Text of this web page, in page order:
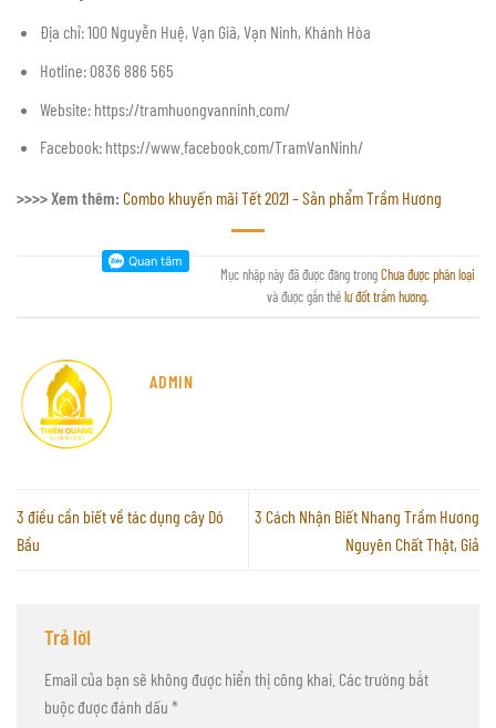
Địa chỉ: 100 Nguyễn Huệ, Vạn Giã, Vạn Ninh, Khánh Hòa
Hotline: 0836 886 565
Website: https://tramhuongvanninh.com/
Facebook: https://www.facebook.com/TramVanNinh/
>>>> Xem thêm: Combo khuyến mãi Tết 2021 – Sản phẩm Trầm Hương
Mục nhập này đã được đăng trongChưa được phân loại
và được gắn thẻlư đốt trầm hương.
ADMIN
3 điều cần biết về tác dụng cây Dó
Bầu
3 Cách Nhận Biết Nhang Trầm Hương
Nguyên Chất Thật, Giả
Trả lời
Email của bạn sẽ không được hiển thị công khai. Các trường bắt
buộc được đánh dấu *